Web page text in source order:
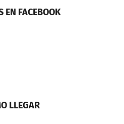
EN FACEBOOK
LLEGAR